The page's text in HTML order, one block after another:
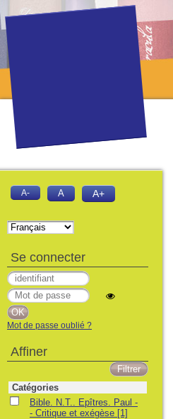
A- A A+
Se connecter
Mot de passe oublié ?
Affiner
Catégories
Bible. N.T.. Epîtres. Paul -- Critique et
Bible. N.T.. Epîtres. Paul -
- Critique et exégèse [1]